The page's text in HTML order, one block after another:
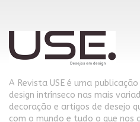
A Revista USE é uma
design intrínseco nas mais
decoração e artigos de desejo
com o mundo e tudo o que nos